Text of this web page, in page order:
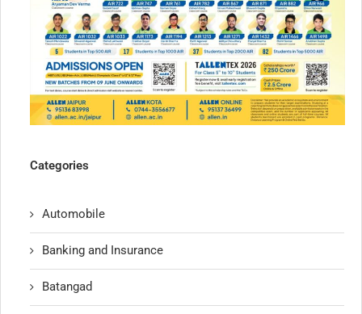
Categories
Automobile
Banking and Insurance
Batangad